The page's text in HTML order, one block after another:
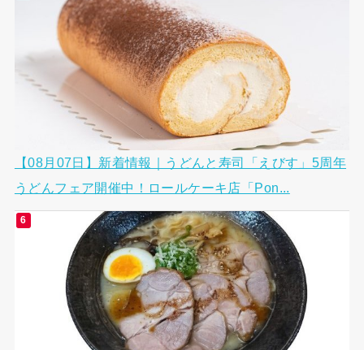
【08月07日】新着情報｜うどんと寿司「えびす」5周年
うどんフェア開催中！ロールケーキ店「Pon...